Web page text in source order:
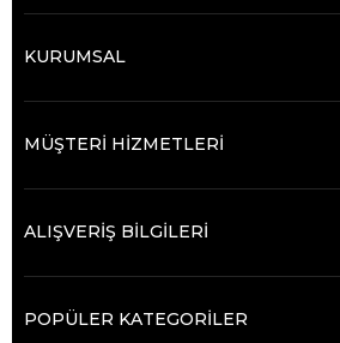
KURUMSAL
MÜŞTERİ HİZMETLERİ
ALIŞVERİŞ BİLGİLERİ
POPÜLER KATEGORİLER